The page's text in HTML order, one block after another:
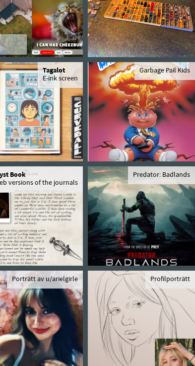
Tagalot
E-ink screen
Garbage Pail Kids
Book
versions of the journals
Predator: Badlands
Porträtt av u/arielgirle Profilporträtt